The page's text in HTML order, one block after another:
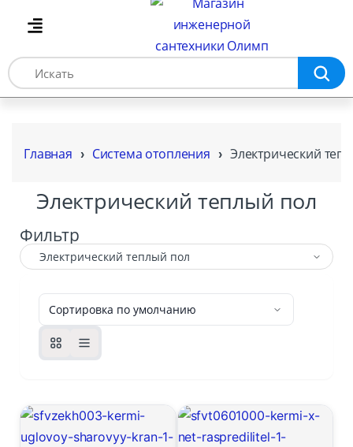
Главная Система отопления Электрический
Электрический теплый пол
Фильтр